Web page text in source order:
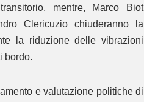
mentre, Marco Biot
Clericuzio chiuderanno la
la riduzione delle vibrazioni
bordo.
e valutazione politiche di